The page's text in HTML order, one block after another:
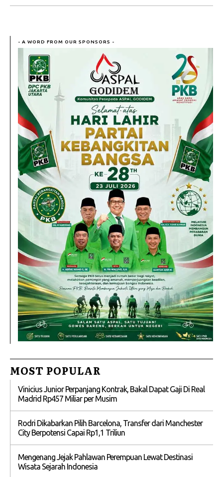
- A WORD FROM OUR SPONSORS -
MOST POPULAR
Vinicius Junior Perpanjang Kontrak, Bakal Dapat Gaji Di Real
Madrid Rp457 Miliar per Musim
Rodri Dikabarkan Pilih Barcelona, Transfer dari Manchester
City Berpotensi Capai Rp1,1 Triliun
Mengenang Jejak Pahlawan Perempuan Lewat Destinasi
Wisata Sejarah Indonesia